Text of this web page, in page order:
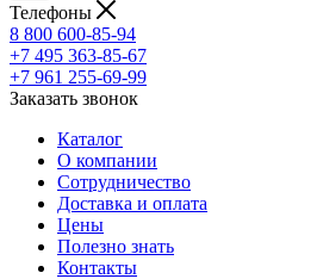
Телефоны
8 800 600-85-94
+7 495 363-85-67
+7 961 255-69-99
Заказать звонок
Каталог
О компании
Сотрудничество
Доставка и оплата
Цены
Полезно знать
Контакты